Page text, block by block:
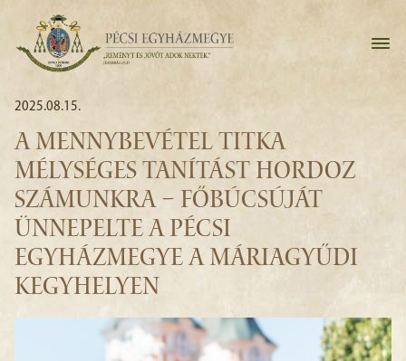
2025.08.15.
A MENNYBEVÉTEL TITKA
MÉLYSÉGES TANÍTÁST HORDOZ
SZÁMUNKRA – FŐBÚCSÚJÁT
ÜNNEPELTE A PÉCSI
EGYHÁZMEGYE A MÁRIAGYŰDI
KEGYHELYEN